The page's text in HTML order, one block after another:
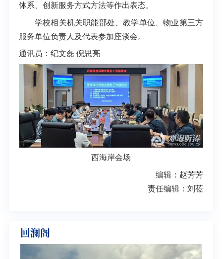
体系、创新服务方式方法等作出表态。
学校相关机关职能部处、教学单位、物业第三方
服务单位负责人及代表参加座谈会。
通讯员： 纪文磊 倪思亮
西海岸会场
编辑：赵芳芳
责任编辑：刘莅
回澜阁